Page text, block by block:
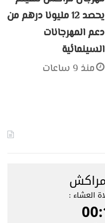
يحصد 12 مليونا درهم من
دعم المهرجانات
السينمائية
منذ 9 ساعات